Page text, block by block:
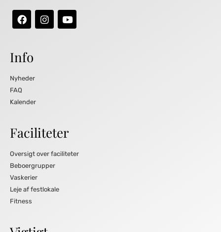
Info
Nyheder
FAQ
Kalender
Faciliteter
Oversigt over faciliteter
Beboergrupper
Vaskerier
Leje af festlokale
Fitness